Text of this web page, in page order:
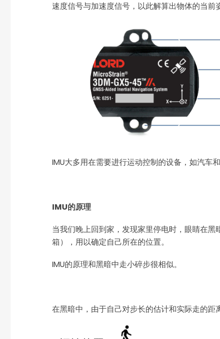
速度信号与加速度信号，以此解算出物体的当前
IMU大多用在需要进行运动控制的设备，如汽车
IMU的原理
当我们晚上回到家，发现家里停电时，眼睛在
箱），用以确定自己所在的位置。
IMU的原理和黑暗中走小碎步很相似。
在黑暗中，由于自己对步长的估计和实际走的距